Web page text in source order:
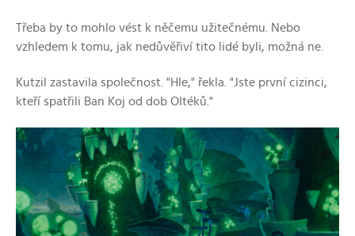
Třeba by to mohlo vést k něčemu užitečnému. Nebo
vzhledem k tomu, jak nedůvěřiví tito lidé byli, možná ne.
Kutzil zastavila společnost. "Hle," řekla. "Jste první cizinci,
kteří spatřili Ban Koj od dob Oltéků."